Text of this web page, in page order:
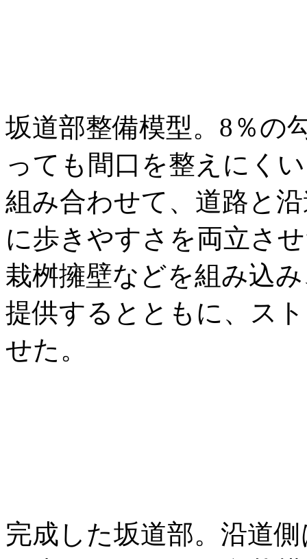
坂道部整備模型。8％の
っても間口を整えにく
組み合わせて、道路と
に歩きやすさを両立さ
栽桝擁壁などを組み込
提供するとともに、ス
せた。
完成した坂道部。沿道